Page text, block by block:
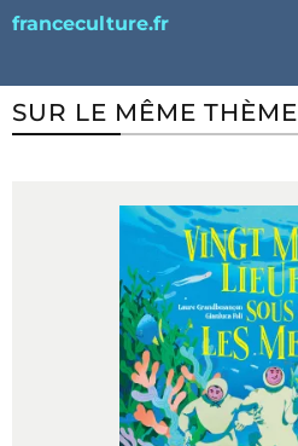
franceculture.fr
SUR LE MÊME THÈME